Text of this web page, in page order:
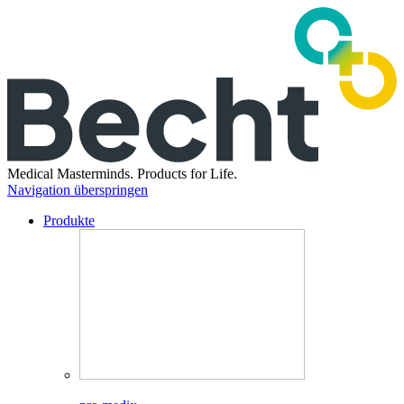
Medical Masterminds. Products for Life.
Navigation überspringen
Produkte